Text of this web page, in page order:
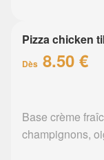
Pizza chicken
Dès 8.50 €
Base crème
champignons,